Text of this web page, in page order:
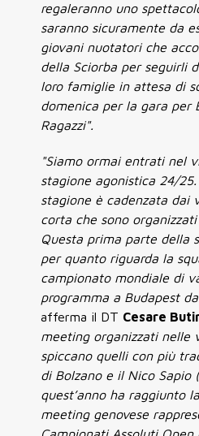
regaleranno uno
saranno sicuramente da
giovani nuotatori che
della Sciorba per seguirli
loro famiglie in attesa di
domenica per la gara per
Ragazzi".
"Siamo ormai entrati nel
stagione agonistica 24/
stagione è cadenzata dai
corta che sono
Questa prima parte della
per quanto riguarda la
campionato mondiale di
programma a Budapest
afferma il DT Cesare
meeting organizzati nelle
spiccano quelli con più
di Bolzano e il Nico Sapio
quest’anno ha raggiunto
meeting genovese